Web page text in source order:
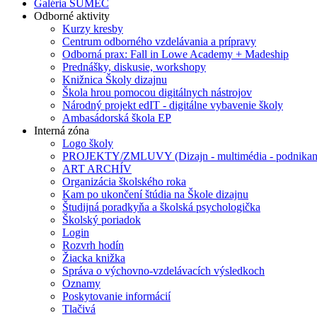
Galéria SUMEC
Odborné aktivity
Kurzy kresby
Centrum odborného vzdelávania a prípravy
Odborná prax: Fall in Lowe Academy + Madeship
Prednášky, diskusie, workshopy
Knižnica Školy dizajnu
Škola hrou pomocou digitálnych nástrojov
Národný projekt edIT - digitálne vybavenie školy
Ambasádorská škola EP
Interná zóna
Logo školy
PROJEKTY/ZMLUVY (Dizajn - multimédia -
ART ARCHÍV
Organizácia školského roka
Kam po ukončení štúdia na Škole dizajnu
Študijná poradkyňa a školská psychologička
Školský poriadok
Login
Rozvrh hodín
Žiacka knižka
Správa o výchovno-vzdelávacích výsledkoch
Oznamy
Poskytovanie informácií
Tlačivá